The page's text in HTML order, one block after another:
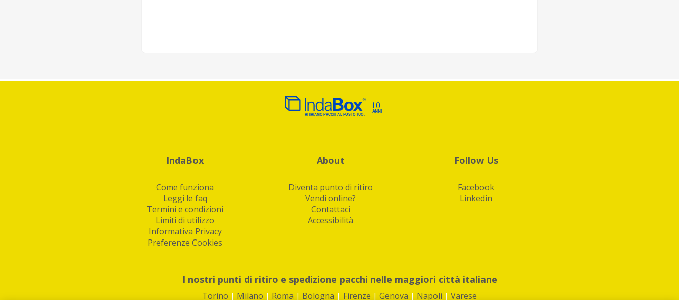
IndaBox
Come funziona
Leggi le faq
Termini e condizioni
Limiti di utilizzo
Informativa Privacy
Preferenze Cookies
About
Diventa punto di ritiro
Vendi online?
Contattaci
Accessibilità
Follow Us
Facebook
Linkedin
I nostri punti di ritiro e spedizione pacchi nelle maggiori città italiane
Torino | Milano | Roma | Bologna | Firenze | Genova | Napoli | Varese